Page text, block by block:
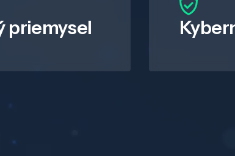
priemysel